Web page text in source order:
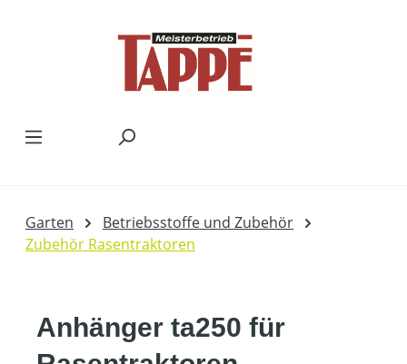
Garten
Betriebsstoffe und Zubehör
Zubehör Rasentraktoren
Anhänger ta250 für